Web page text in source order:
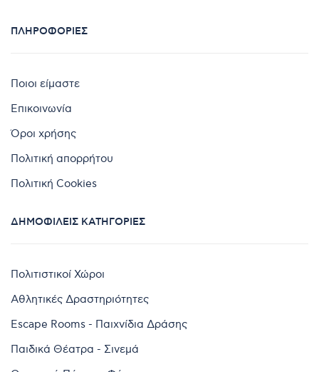
ΠΛΗΡΟΦΟΡΊΕΣ
Ποιοι είμαστε
Επικοινωνία
Όροι χρήσης
Πολιτική απορρήτου
Πολιτική Cookies
ΔΗΜΟΦΙΛΕΊΣ ΚΑΤΗΓΟΡΊΕΣ
Πολιτιστικοί Χώροι
Αθλητικές Δραστηριότητες
Escape Rooms - Παιχνίδια Δράσης
Παιδικά Θέατρα - Σινεμά